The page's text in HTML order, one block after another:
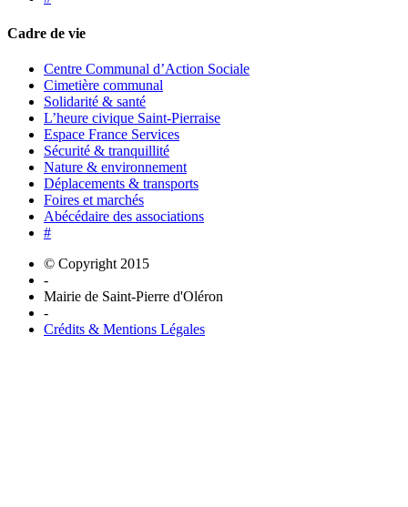
Cadre de vie
Centre Communal d’Action Sociale
Cimetière communal
Solidarité & santé
L’heure civique Saint-Pierraise
Espace France Services
Sécurité & tranquillité
Nature & environnement
Déplacements & transports
Foires et marchés
Abécédaire des associations
#
© Copyright 2015
-
Mairie de Saint-Pierre d'Oléron
-
Crédits & Mentions Légales